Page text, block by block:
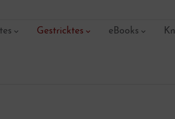
Gestricktes eBooks